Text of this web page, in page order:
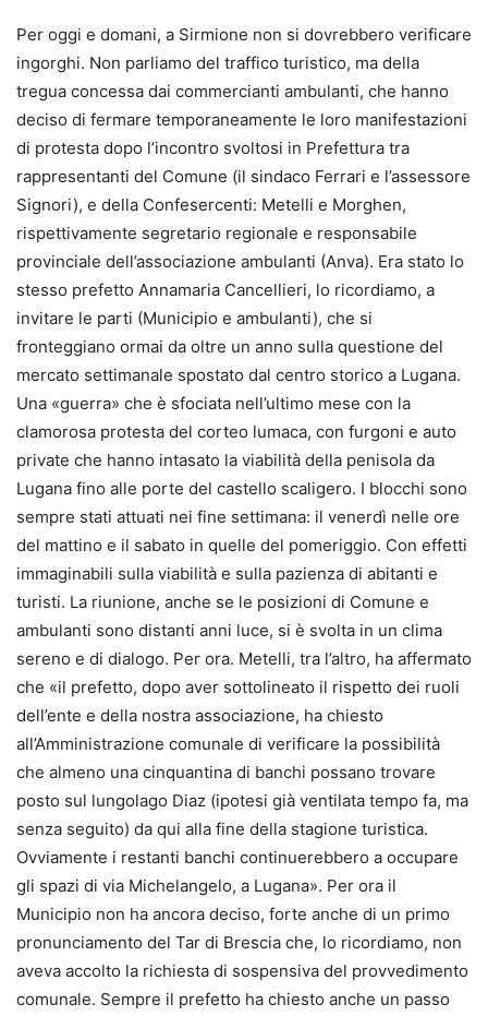
Per oggi e domani, a Sirmione non si dovrebbero verificare
ingorghi. Non parliamo del traffico turistico, ma della
tregua concessa dai commercianti ambulanti, che hanno
deciso di fermare temporaneamente le loro manifestazioni
di protesta dopo l’incontro svoltosi in Prefettura tra
rappresentanti del Comune (il sindaco Ferrari e l’assessore
Signori), e della Confesercenti: Metelli e Morghen,
rispettivamente segretario regionale e responsabile
provinciale dell’associazione ambulanti (Anva). Era stato lo
stesso prefetto Annamaria Cancellieri, lo ricordiamo, a
invitare le parti (Municipio e ambulanti), che si
fronteggiano ormai da oltre un anno sulla questione del
mercato settimanale spostato dal centro storico a Lugana.
Una «guerra» che è sfociata nell’ultimo mese con la
clamorosa protesta del corteo lumaca, con furgoni e auto
private che hanno intasato la viabilità della penisola da
Lugana fino alle porte del castello scaligero. I blocchi sono
sempre stati attuati nei fine settimana: il venerdì nelle ore
del mattino e il sabato in quelle del pomeriggio. Con effetti
immaginabili sulla viabilità e sulla pazienza di abitanti e
turisti. La riunione, anche se le posizioni di Comune e
ambulanti sono distanti anni luce, si è svolta in un clima
sereno e di dialogo. Per ora. Metelli, tra l’altro, ha affermato
che «il prefetto, dopo aver sottolineato il rispetto dei ruoli
dell’ente e della nostra associazione, ha chiesto
all’Amministrazione comunale di verificare la possibilità
che almeno una cinquantina di banchi possano trovare
posto sul lungolago Diaz (ipotesi già ventilata tempo fa, ma
senza seguito) da qui alla fine della stagione turistica.
Ovviamente i restanti banchi continuerebbero a occupare
gli spazi di via Michelangelo, a Lugana». Per ora il
Municipio non ha ancora deciso, forte anche di un primo
pronunciamento del Tar di Brescia che, lo ricordiamo, non
aveva accolto la richiesta di sospensiva del provvedimento
comunale. Sempre il prefetto ha chiesto anche un passo